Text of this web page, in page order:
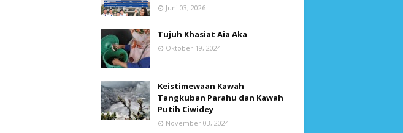
Juni 03, 2026
Tujuh Khasiat Aia Aka
Oktober 19, 2024
Keistimewaan Kawah
Tangkuban Parahu dan Kawah
Putih Ciwidey
November 03, 2024